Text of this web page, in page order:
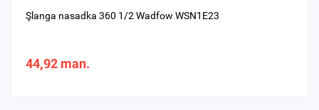
Şlanga nasadka 360 1/2 Wadfow WSN1E23
44,92 man.